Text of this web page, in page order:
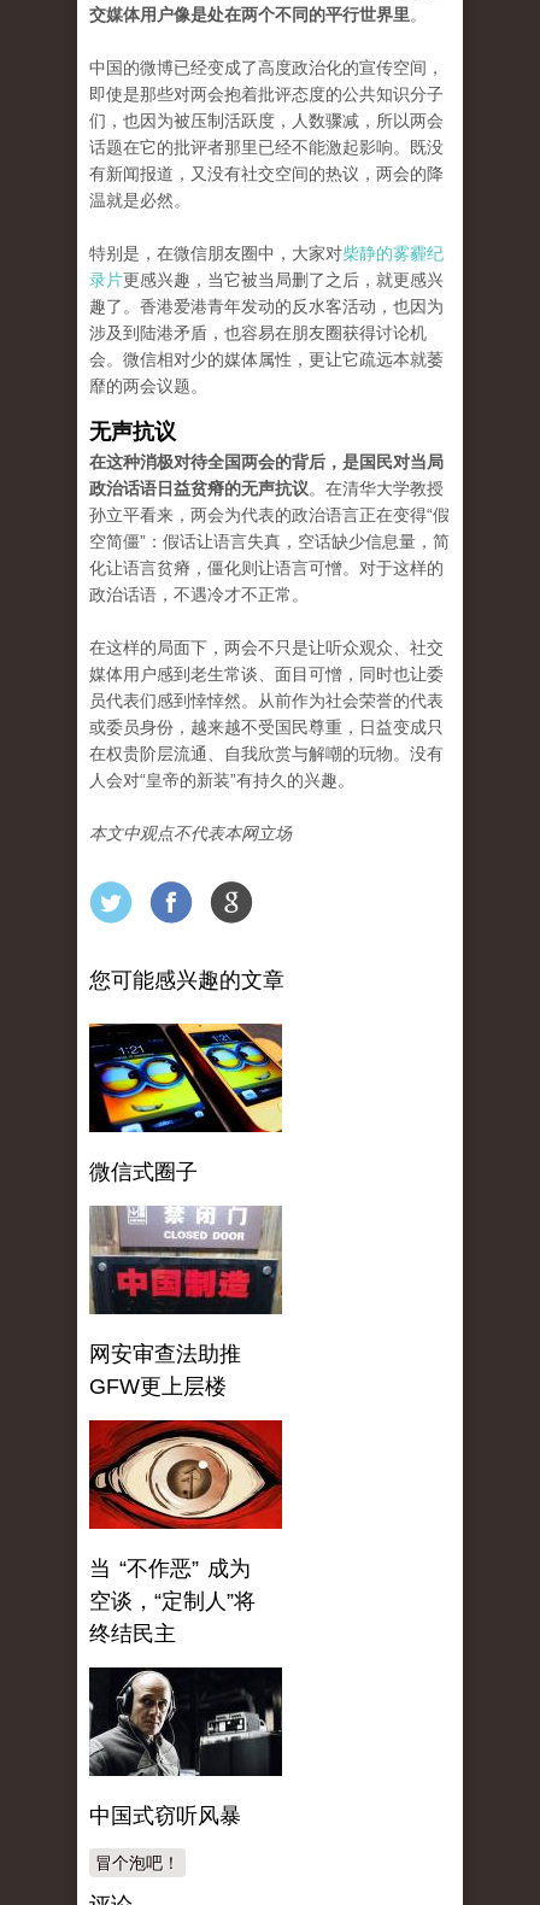
交媒体用户像是处在两个不同的平行世界里。
中国的微博已经变成了高度政治化的宣传空间，
即使是那些对两会抱着批评态度的公共知识分子
们，也因为被压制活跃度，人数骤减，所以两会
话题在它的批评者那里已经不能激起影响。既没
有新闻报道，又没有社交空间的热议，两会的降
温就是必然。
特别是，在微信朋友圈中，大家对柴静的雾霾纪
录片更感兴趣，当它被当局删了之后，就更感兴
趣了。香港爱港青年发动的反水客活动，也因为
涉及到陆港矛盾，也容易在朋友圈获得讨论机
会。微信相对少的媒体属性，更让它疏远本就萎
靡的两会议题。
无声抗议
在这种消极对待全国两会的背后，是国民对当局
政治话语日益贫瘠的无声抗议。在清华大学教授
孙立平看来，两会为代表的政治语言正在变得“假
空简僵”：假话让语言失真，空话缺少信息量，简
化让语言贫瘠，僵化则让语言可憎。对于这样的
政治话语，不遇冷才不正常。
在这样的局面下，两会不只是让听众观众、社交
媒体用户感到老生常谈、面目可憎，同时也让委
员代表们感到悻悻然。从前作为社会荣誉的代表
或委员身份，越来越不受国民尊重，日益变成只
在权贵阶层流通、自我欣赏与解嘲的玩物。没有
人会对“皇帝的新装”有持久的兴趣。
本文中观点不代表本网立场
您可能感兴趣的文章
微信式圈子
网安审查法助推
GFW更上层楼
当 “不作恶” 成为
空谈，“定制人”将
终结民主
中国式窃听风暴
冒个泡吧！